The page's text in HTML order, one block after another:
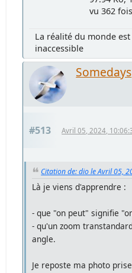
vu 362 fois
La réalité du monde
inaccessible
Somedays
#513 Avril 05, 2024,
Citation de: dio le Avril 05,
Là je viens d'apprendre :
- que "on peut" signifie
- qu'un zoom
angle.
Je reposte ma photo